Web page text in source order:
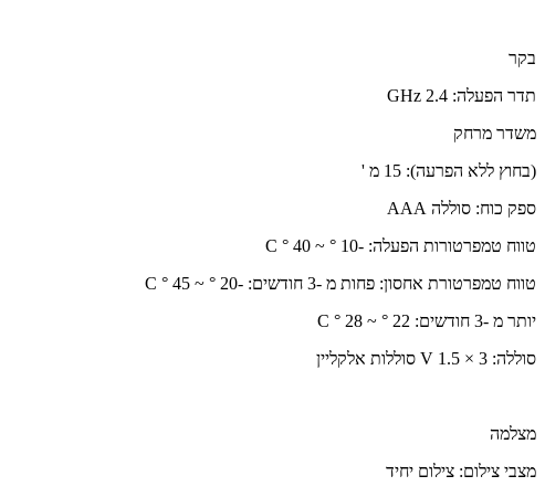
בקר
תדר הפעלה: 2.4 GHz
משדר מרחק
(בחוץ ללא הפרעה): 15 מ '
ספק כוח: סוללה AAA
טווח טמפרטורות הפעלה: -10 ° ~ 40 ° C
טווח טמפרטורת אחסון: פחות מ -3 חודשים: -20 ° ~ 45 ° C
יותר מ -3 חודשים: 22 ° ~ 28 ° C
סוללה: 3 × 1.5 V סוללות אלקליין
מצלמה
מצבי צילום: צילום יחיד